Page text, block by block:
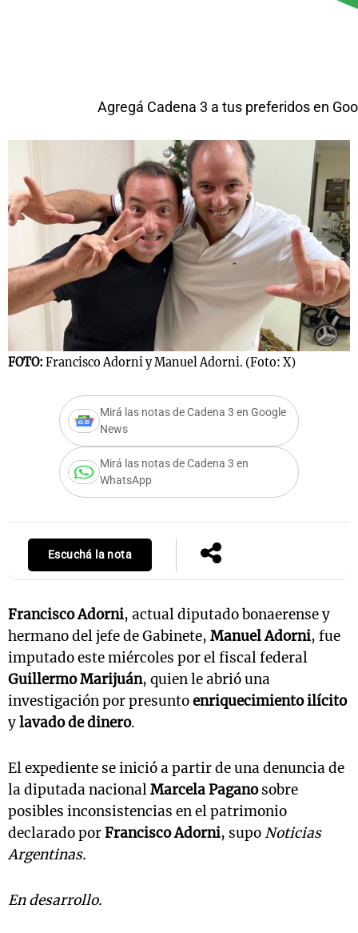
Agregá Cadena 3 a tus preferidos en
FOTO: Francisco Adorni y Manuel Adorni. (Foto: X)
Mirá las notas de Cadena 3 en Google
News
Mirá las notas de Cadena 3 en
WhatsApp
Escuchá la nota
Francisco Adorni, actual diputado bonaerense y
hermano del jefe de Gabinete, Manuel Adorni, fue
imputado este miércoles por el fiscal federal
Guillermo Marijuán, quien le abrió una
investigación por presuntoenriquecimiento ilícito
ylavado de dinero.
El expediente se inició a partir de una denuncia de
la diputada nacionalMarcela Paganosobre
posibles inconsistencias en el patrimonio
declarado porFrancisco Adorni, supo Noticias
Argentinas.
En desarrollo.